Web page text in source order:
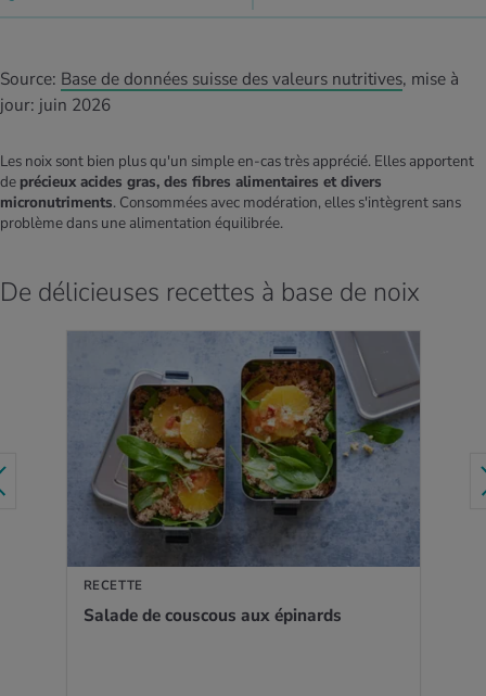
Source: ​ Base de données suisse des valeurs nutritives, mise à
jour: juin 2026
Les noix sont bien plus qu'un simple en-cas très apprécié. Elles apportent
de précieux acides gras, des fibres alimentaires et divers
micronutriments. Consommées avec modération, elles s'intègrent sans
problème dans une alimentation équilibrée.
De délicieuses recettes à base de noix
RECETTE
Salade de cous­cous aux épi­nards
VERS LA RECETTE